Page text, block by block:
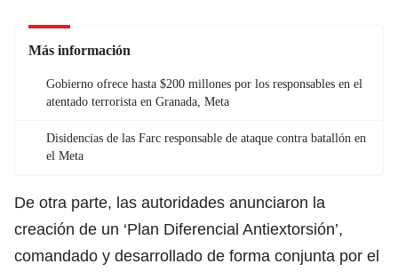
Más información
Gobierno ofrece hasta $200 millones por los responsables en el
atentado terrorista en Granada, Meta
Disidencias de las Farc responsable de ataque contra batallón en
el Meta
De otra parte, las autoridades anunciaron la
creación de un ‘Plan Diferencial Antiextorsión’,
comandado y desarrollado de forma conjunta por el